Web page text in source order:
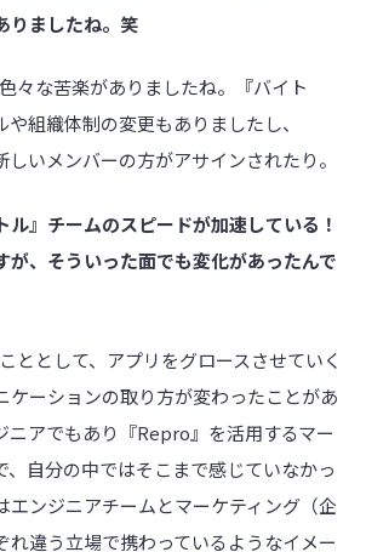
りましたね。笑
々な苦楽がありましたね。『バイト
組織体制の変更もありましたし、
いメンバーの方がアサインされたり。
ル』チームのスピードが加速している！
が、そういった面でも変化があったんで
ととして、アプリをグロースさせていく
ケーションの取り方が変わったことがあ
ニアでもあり『Repro』を活用するマー
、自分の中ではそこまで感じていなかっ
エンジニアチームとマーケティング（企
れ違う立場で携わっているようなイメー